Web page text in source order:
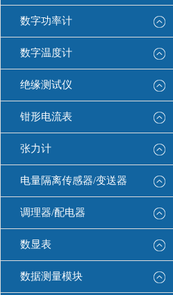
数字功率计
数字温度计
绝缘测试仪
钳形电流表
张力计
电量隔离传感器/变送器
调理器/配电器
数显表
数据测量模块